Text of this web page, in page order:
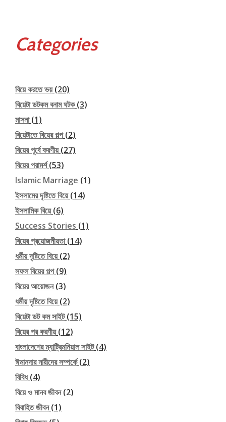
Categories
বিয়ে করতে ভয়(20)
বিয়েটা ডটকম বনাম ঘটক(3)
মাসনা(1)
বিয়েটাতে বিয়ের গল্প(2)
বিয়ের পূর্বে করণীয়(27)
বিয়ের পরামর্শ(53)
Islamic Marriage (1)
ইসলামের দৃষ্টিতে বিয়ে(14)
ইসলামিক বিয়ে(6)
Success Stories (1)
বিয়ের প্রয়োজনীয়তা(14)
ধর্মীয় দৃষ্টিতে বিয়ে(2)
সফল বিয়ের গল্প(9)
বিয়ের আয়োজন(3)
ধর্মীয় দৃষ্টিতে বিয়ে(2)
বিয়েটা ডট কম সাইট(15)
বিয়ের পর করণীয়(12)
বাংলাদেশের ম্যাট্রিমনিয়াল সাইট(4)
ঈমানদার নারীদের সম্পর্কে(2)
বিবিধ(4)
বিয়ে ও মানব জীবন(2)
বিবাহিত জীবন(1)